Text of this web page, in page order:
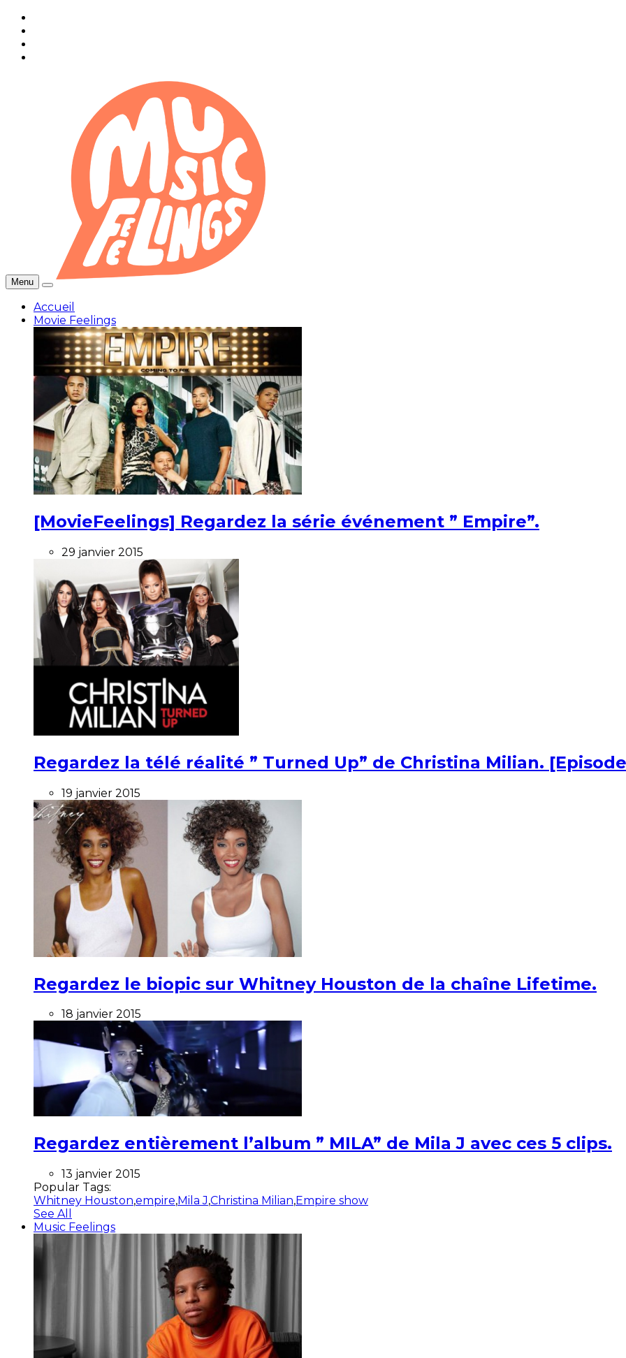
Menu
Accueil
Movie Feelings
[MovieFeelings] Regardez la série événement ” Empire”.
29 janvier 2015
Regardez la télé réalité ” Turned Up” de Christina Milian.
19 janvier 2015
Regardez le biopic sur Whitney Houston de la chaîne Lifetime.
18 janvier 2015
Regardez entièrement l’album ” MILA” de Mila J avec ces 5 clips.
13 janvier 2015
Popular Tags:
Whitney Houston,empire,Mila J,Christina Milian,Empire show
See All
Music Feelings